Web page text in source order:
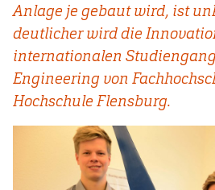
Anlage je gebaut wird, ist
deutlicher wird die
internationalen
Engineering von
Hochschule Flensburg.